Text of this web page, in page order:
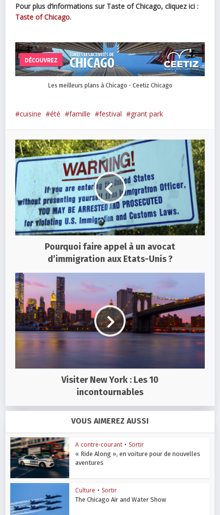
Pour plus d’informations sur Taste of Chicago, cliquez ici :
Taste of Chicago.
Les meilleurs plans à Chicago - Ceetiz Chicago
cuisine été famille festival grant park
Pourquoi faire appel à un avocat
d’immigration aux Etats-Unis ?
Visiter New York : Les 10
incontournables
VOUS AIMEREZ AUSSI
A contre-courant • Sortir
« Ride Along », en voiture pour de nouvelles
aventures
Culture • Sortir
The Chicago Air and Water Show